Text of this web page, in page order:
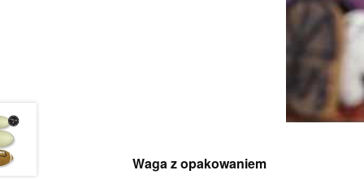
Waga z opakowaniem